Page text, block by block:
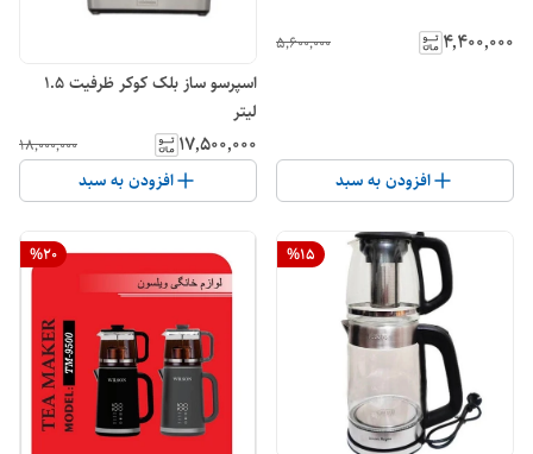
۴٬۴۰۰٬۰۰۰ ۵٬۶۰۰٬۰۰۰
افزودن به سبد
اسپرسو ساز بلک کوکر ظرفیت ۱.۵
لیتر
۱۷٬۵۰۰٬۰۰۰ ۱۸٬۰۰۰٬۰۰۰
افزودن به سبد
%15
%20